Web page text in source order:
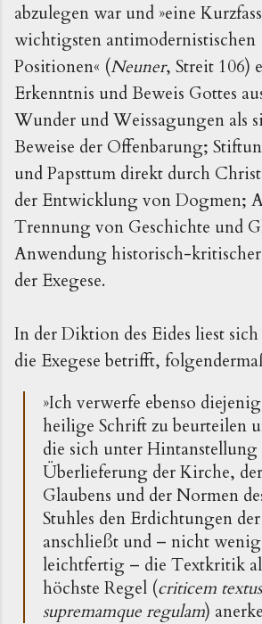
abzulegen war und »eine
wichtigsten antimodernistischen
Positionen« (Neuner, Streit 106)
Erkenntnis und Beweis Gottes
Wunder und Weissagungen als
Beweise der Offenbarung;
und Papsttum direkt durch
der Entwicklung von Dogmen;
Trennung von Geschichte und
Anwendung historisch-
der Exegese.
In der Diktion des Eides liest sich
die Exegese betrifft,
»Ich verwerfe ebenso
heilige Schrift zu beurteilen
die sich unter Hintanstellung
Überlieferung der Kirche,
Glaubens und der Normen
Stuhles den Erdichtungen
anschließt und – nicht
leichtfertig – die Textkritik
höchste Regel (criticem
supremamque regulam)